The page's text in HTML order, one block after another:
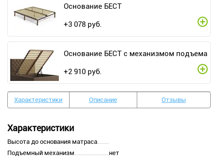
Основание БЕСТ
+3 078 руб.
Основание БЕСТ с механизмом подъема
+2 910 руб.
Характеристики Описание Отзывы
Характеристики
Высота до основания матраса
Подъемный механизм
нет